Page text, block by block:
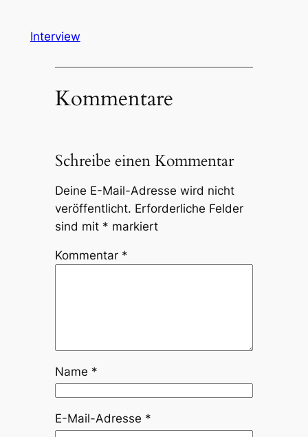
Interview
Kommentare
Schreibe einen Kommentar
Deine E-Mail-Adresse wird nicht
veröffentlicht. Erforderliche Felder
sind mit * markiert
Kommentar *
Name *
E-Mail-Adresse *